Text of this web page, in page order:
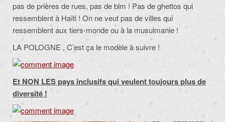
pas de prières de rues, pas de blm ! Pas de ghettos qui
ressemblent à Haïti ! On ne veut pas de villes qui
ressemblent aux tiers-monde ou à la musulmanie !
LA POLOGNE , C’est ça le modèle à suivre !
Et NON LES pays inclusifs qui veulent toujours plus de
diversité !